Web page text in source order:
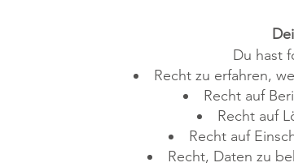
Du hast
Recht zu erfahren,
Recht auf
Recht auf
Recht auf
Recht, Daten zu